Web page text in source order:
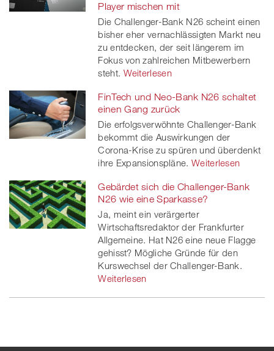
Player mischen mit
Die Challenger-Bank N26 scheint einen
bisher eher vernachlässigten Markt neu
zu entdecken, der seit längerem im
Fokus von zahlreichen Mitbewerbern
steht. Weiterlesen
FinTech und Neo-Bank N26 schaltet
einen Gang zurück
Die erfolgsverwöhnte Challenger-Bank
bekommt die Auswirkungen der
Corona-Krise zu spüren und überdenkt
ihre Expansionspläne. Weiterlesen
Gebärdet sich die Challenger-Bank
N26 wie eine Sparkasse?
Ja, meint ein verärgerter
Wirtschaftsredaktor der Frankfurter
Allgemeine. Hat N26 eine neue Flagge
gehisst? Mögliche Gründe für den
Kurswechsel der Challenger-Bank.
Weiterlesen